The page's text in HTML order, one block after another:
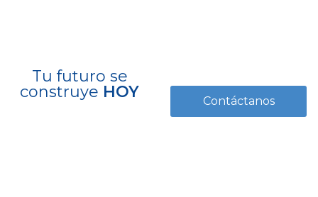
Tu futuro se
construye HOY Contáctanos